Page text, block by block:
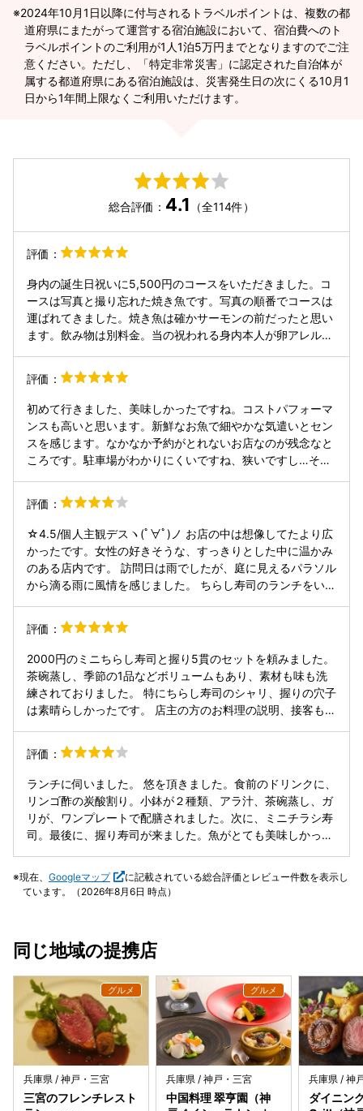
2024年10月1日以降に付与されるトラベルポイントは、複数の都
道府県にまたがって運営する宿泊施設において、宿泊費へのト
ラベルポイントのご利用が1人1泊5万円までとなりますのでご注
意ください。ただし、「特定非常災害」に認定された自治体が
属する都道府県にある宿泊施設は、災害発生日の次にくる10月1
日から1年間上限なくご利用いただけます。
総合評価： 4.1 （全114件）
評価：
身内の誕生日祝いに5,500円のコースをいただきました。コ
ースは写真と撮り忘れた焼き魚です。写真の順番でコースは
運ばれてきました。焼き魚は確かサーモンの前だったと思い
ます。飲み物は別料金。当の祝われる身内本人が卵アレルギ
代わりに何貫か握りましょうか？」と聞いてくださって、身
内が嬉しそうにしていました。握り自体は小ぶりなのです
が、赤酢のシャリと分厚いネタで満足度は高めです。又、身
内は歳も相まって少食気味なのですが、食べ残したお寿司は
持ち帰らせていただくことが出来てとっても嬉しかったで
す。次の日嬉しそうに食べていました。（ただ、多分最後に
出てくる雲丹だけはお店で食べた方が美味しいと思うので、
した日が生憎豪雨と雷に見舞われた挙句、私達は店の場所が
将さんが運転手を駐車場まで乗せていってくださって、店の
前まで車で案内してもらいました……！ 店の前をずーっと長
く貫く道があるのですが、そこは道幅が狭い（昔の道幅のま
ま）ので、出来るなら軽自動車で行った方がいいと思いま
す。普通車だとかなりギリギリです。とにかく店の横に駐車
場があるので、行く前にルートを確認してから訪れる事をオ
分からない、駐車場はどこ？」との問い合わせが多いらしい
ので……。 ちょっと行きにくいかもしれませんが、心遣いも
味も満点でした！今度はもっと高いコースを予約して行きた
いね、と身内と話しています！ぜひ地図で道を確認して予約
評価：
初めて行きました、美味しかったですね。コストパフォーマ
ンスも高いと思います。新鮮なお魚で細やかな気遣いとセン
スを感じます。なかなか予約がとれないお店なのが残念なと
ころです。駐車場がわかりにくいですね、狭いですし…それ
きたいと思います。
評価：
☆4.5/個人主観デスヽ(ﾟ∀ﾟ)ノ お店の中は想像してたより広
かったです。女性の好きそうな、すっきりとした中に温かみ
のある店内です。 訪問日は雨でしたが、庭に見えるパラソル
から滴る雨に風情を感じました。 ちらし寿司のランチをいた
と甘味で、バランスの取れた味です。見た目が可愛くて、崩
すのがもったいないですが当然食べました(笑) ハート型のグ
ラスが愛らしく、お茶も飲めないほど熱くなく温かい、とい
う感じで美味しく頂戴しました♪ おなかいっぱいになる量
で、コスパにも大満足！ ご主人の心遣いも細やかで、雨なが
ら楽しいひとときを過ごさせていただきました。 美味しく楽
しくいただきました。 ちなみに、ちらし寿司のランチは税込
狭い通りにあるので通行に注意です。譲り合う気持ちで通行
で( ﾟ∀ﾟ)人(ﾟ∀ﾟ ) 駐車場は少し離れた場所にありますので、
事前に電話で確認しておくのが一番良いかなと思います。 念
のために写真も添付します(*´艸｀*)
評価：
2000円のミニちらし寿司と握り5貫のセットを頼みました。
茶碗蒸し、季節の1品などボリュームもあり、素材も味も洗
練されておりました。 特にちらし寿司のシャリ、握りの穴子
は素晴らしかったです。 店主の方のお料理の説明、接客も素
駐車場が良いです。いっぱいの場合もありますが意外と出入
りが早いです。 ※他の口コミで気になったのが握り10貫セッ
トにコスパや量を求めることです。 お寿司ですよ？それなら
100円寿司に行くべきかと。 お店の雰囲気、素材、料理、接
客を楽しむお店ですよ。神戸や大阪市内で同じレベルだと
1.5倍はします。淡路島の飲食店レベルにコスパは良いです
評価：
ランチに伺いました。 悠を頂きました。食前のドリンクに、
リンゴ酢の炭酸割り。小鉢が２種類、アラ汁、茶碗蒸し、ガ
リが、ワンプレートで配膳されました。次に、ミニチラシ寿
司。最後に、握り寿司が来ました。魚がとても美味しかった
家ではとても作れないと思います。
現在、 Googleマップ
に記載されている総合評価とレビュー件数を表示し
ています。（2026年8月6日 時点）
同じ地域の提携店
兵庫県 / 神戸・三宮
三宮のフレンチレスト
兵庫県 / 神戸・三宮
中国料理 翠亨園（神
兵庫県 / 神
ダイニン